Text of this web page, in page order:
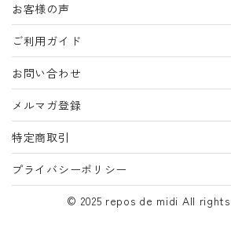
お客様の声
ご利用ガイド
お問い合わせ
メルマガ登録
特定商取引
プライバシーポリシー
© 2025 repos de midi All